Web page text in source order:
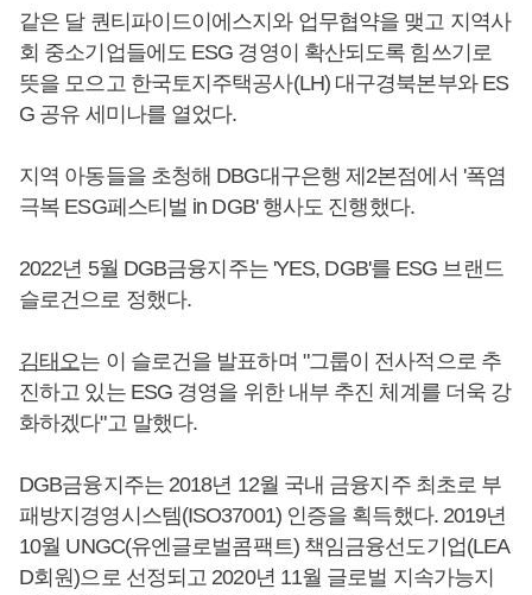
같은 달 퀀티파이드이에스지와 업무협약을 맺고 지역사
회 중소기업들에도 ESG 경영이 확산되도록 힘쓰기로
뜻을 모으고 한국토지주택공사(LH) 대구경북본부와 ES
G 공유 세미나를 열었다.
지역 아동들을 초청해 DBG대구은행 제2본점에서 '폭염
극복 ESG페스티벌 in DGB' 행사도 진행했다.
2022년 5월 DGB금융지주는 'YES, DGB'를 ESG 브랜드
슬로건으로 정했다.
김태오는 이 슬로건을 발표하며 "그룹이 전사적으로 추
진하고 있는 ESG 경영을 위한 내부 추진 체계를 더욱 강
화하겠다"고 말했다.
DGB금융지주는 2018년 12월 국내 금융지주 최초로 부
패방지경영시스템(ISO37001) 인증을 획득했다. 2019년
10월 UNGC(유엔글로벌콤팩트) 책임금융선도기업(LEA
D회원)으로 선정되고 2020년 11월 글로벌 지속가능지